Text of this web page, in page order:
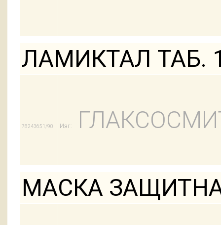
ЛАМИКТАЛ ТАБ.
78243651/90 Изг:
МАСКА